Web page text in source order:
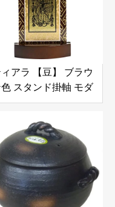
視撮影 24時間常時録
自動上書き 外部電源
単設置 リモコン操作
水防塵仕様 日本語取
説明書付き（128GB
カード内蔵）
アラ 【豆】 ブラウ
色 スタンド掛軸 モダ
軸台 高さ17cm 本